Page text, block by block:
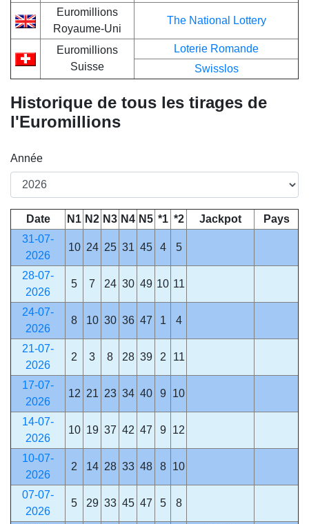
Euromillions
Royaume-Uni
The National Lottery
Euromillions
Suisse
Loterie Romande
Swisslos
Historique de tous les tirages de
l'Euromillions
Année
Date N1 N2 N3 N4 N5 *1 *2 Jackpot
Pays
31-07-
2026
10 24 25 31 45 4 5
28-07-
2026
5 7 24 30 49 10 11
24-07-
2026
8 10 30 36 47 1 4
21-07-
2026
2 3 8 28 39 2 11
17-07-
2026
12 21 23 34 40 9 10
14-07-
2026
10 19 37 42 47 9 12
10-07-
2026
2 14 28 33 48 8 10
07-07-
2026
5 29 33 45 47 5 8